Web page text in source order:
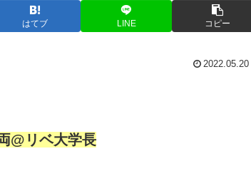
はてブ LINE コピー
2022.05.20
@リベ大学長